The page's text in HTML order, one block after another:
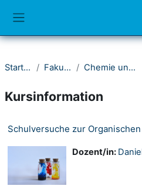
Startseite Fakultät IV Chemie und Biologie
Kursinformation
Schulversuche zur
Dozent/in: